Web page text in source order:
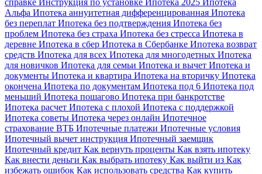
Альфа Ипотека аннуитетная дифференцированная Ипотека
без переплат Ипотека без подтверждения Ипотека без
проблем Ипотека без страха Ипотека без стресса Ипотека в
деревне Ипотека в сбер Ипотека в Сбербанке Ипотека возврат
средств Ипотека для всех Ипотека для многодетных Ипотека
для новичков Ипотека для семьи Ипотека и вычет Ипотека и
документы Ипотека и квартира Ипотека на вторичку Ипотека
окончена Ипотека по документам Ипотека под 6 Ипотека под
меньший Ипотека пошагово Ипотека при банкротстве
Ипотека расчет Ипотека с плохой Ипотека с поддержкой
Ипотека советы Ипотека через онлайн Ипотечное
страхование ВТБ Ипотечные платежи Ипотечные условия
Ипотечный вычет инструкция Ипотечный заемщик
Ипотечный кредит Как вернуть проценты Как взять ипотеку
Как внести деньги Как выбрать ипотеку Как выйти из Как
избежать ошибок Как использовать средства Как купить